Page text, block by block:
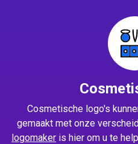
Cosmetische logo's
gemaakt met onze
logomaker is hier om u te